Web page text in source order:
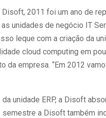
Disoft, 2011 foi um ano de
unidades de negócio IT
leque com a criação da
cloud computing em
da empresa. “Em 2012
unidade ERP, a Disoft
a Disoft também